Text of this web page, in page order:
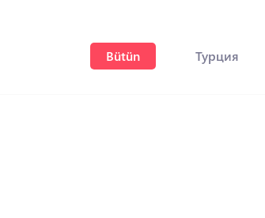
Bütün Турция